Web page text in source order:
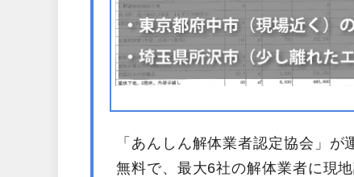
「あんしん解体業者認定協会」
無料で、最大6社の解体業者に現